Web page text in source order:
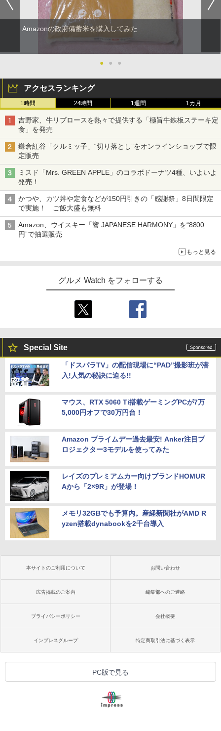
Amazonの政府備蓄米を購入してみた
● ● ●
アクセスランキング
1時間 24時間 1週間 1カ月
吉野家、牛リブロースを熱々で提供する「極旨牛鉄板ステーキ定
食」を発売
鎌倉紅谷「クルミッ子」“切り落とし”をオンラインショップで限
定販売
ミスド「Mrs. GREEN APPLE」のコラボドーナツ4種、いよいよ
発売！
かつや、カツ丼や定食などが150円引きの「感謝祭」8日間限定
で実施！ ご飯大盛も無料
Amazon、ウイスキー「響 JAPANESE HARMONY」を“8800
円”で抽選販売
もっと見る
グルメ Watch をフォローする
Special Site
「ドスパラTV」の配信現場に“PAD”撮影班が潜
入!人気の秘訣に迫る!!
マウス、RTX 5060 Ti搭載ゲーミングPCが7万
5,000円オフで30万円台！
Amazon プライムデー過去最安! Anker注目プ
ロジェクター3モデルを使ってみた
レイズのプレミアムカー向けブランドHOMUR
Aから「2×9R」が登場！
メモリ32GBでも予算内。産経新聞社がAMD R
yzen搭載dynabookを2千台導入
本サイトのご利用について お問い合わせ
広告掲載のご案内 編集部へのご連絡
プライバシーポリシー 会社概要
インプレスグループ 特定商取引法に基づく表示
PC版で見る